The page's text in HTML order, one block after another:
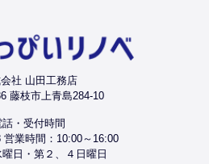
社 山田工務店
藤枝市上青島284-10
話・受付時間
営業時間：10:00～16:00
日・第２、４日曜日